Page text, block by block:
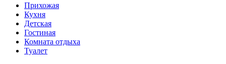
Прихожая
Кухня
Детская
Гостиная
Комната отдыха
Туалет